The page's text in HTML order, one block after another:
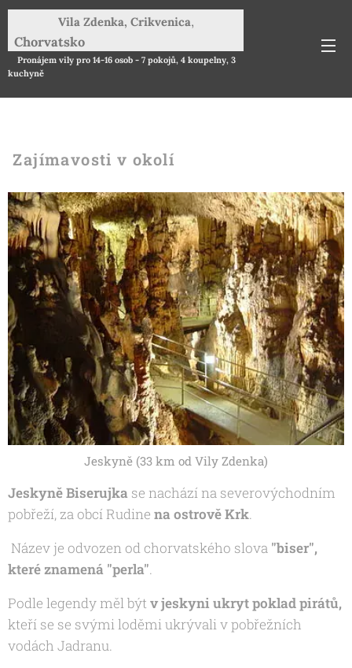
Vila Zdenka, Crikvenica,
Chorvatsko
Identifikator objektu:
aa64dc9a-f4e6-4aa5-888e-763c0af5b17e
Pronájem vily pro 14-16 osob - 7 pokojů, 4 koupelny, 3
kuchyně
Zajímavosti v okolí
Jeskyně (33 km od Vily Zdenka)
Jeskyně Biserujka se nachází na severovýchodním
pobřeží, za obcí Rudine na ostrově Krk.
Název je odvozen od chorvatského slova "biser",
které znamená "perla".
Podle legendy měl býtv jeskyni ukryt poklad pirátů,
kteří se se svými loděmi ukrývali v pobřežních
vodách Jadranu.